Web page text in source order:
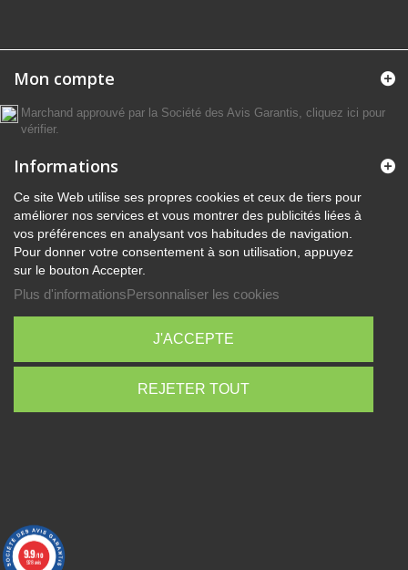
Mon compte
Marchand approuvé par la Société des Avis Garantis, cliquez ici pour
vérifier.
Informations
Ce site Web utilise ses propres cookies et ceux de tiers pour
améliorer nos services et vous montrer des publicités liées à
vos préférences en analysant vos habitudes de navigation.
Pour donner votre consentement à son utilisation, appuyez
sur le bouton Accepter.
Plus d'informationsPersonnaliser les cookies
REJETER TOUT
J'ACCEPTE
9.9/10
928 avis